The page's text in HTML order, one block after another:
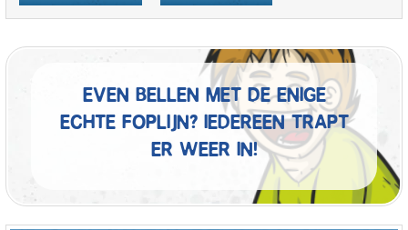
Even bellen met de enige
echte foplijn? Iedereen trapt
er weer in!